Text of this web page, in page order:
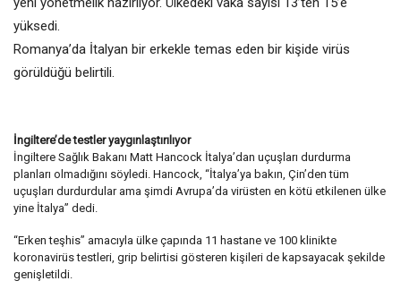
yüksedi.
Romanya’da İtalyan bir erkekle temas eden bir kişide virüs
görüldüğü belirtili.
İngiltere’de testler yaygınlaştırılıyor
İngiltere Sağlık Bakanı Matt Hancock İtalya’dan uçuşları durdurma
planları olmadığını söyledi. Hancock, “İtalya’ya bakın, Çin’den tüm
uçuşları durdurdular ama şimdi Avrupa’da virüsten en kötü etkilenen ülke
yine İtalya” dedi.
“Erken teşhis” amacıyla ülke çapında 11 hastane ve 100 klinikte
koronavirüs testleri, grip belirtisi gösteren kişileri de kapsayacak şekilde
genişletildi.